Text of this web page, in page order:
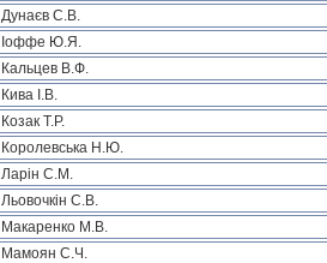
Дунаєв С.В.
Іоффе Ю.Я.
Кальцев В.Ф.
Кива І.В.
Козак Т.Р.
Королевська Н.Ю.
Ларін С.М.
Льовочкін С.В.
Макаренко М.В.
Мамоян С.Ч.